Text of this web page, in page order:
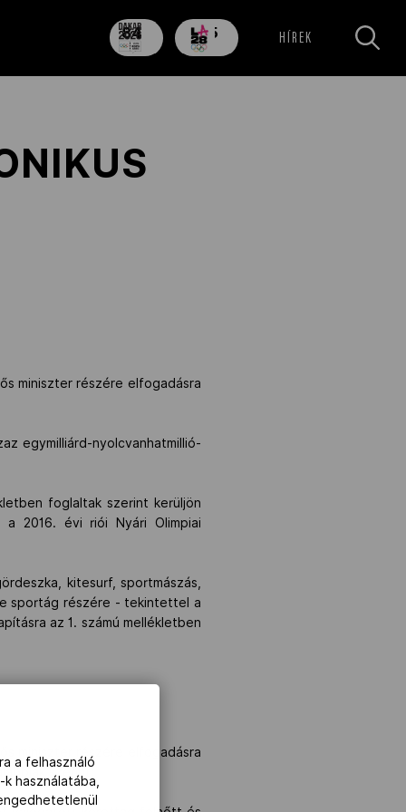
84
nap
705
nap HÍREK
miniszter részére elfogadásra
egymilliárd-nyolcvanhatmillió-
foglaltak szerint kerüljön
2016. évi riói Nyári Olimpiai
kitesurf, sportmászás,
sportág részére - tekintettel a
az 1. számú mellékletben
miniszter részére elfogadásra
szerint:
a felhasználó
használatába,